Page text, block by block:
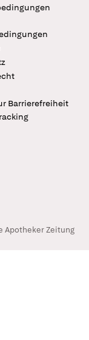
Barrierefreiheit
Apotheker Zeitung